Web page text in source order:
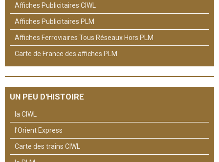
Affiches Publicitaires CIWL
Affiches Publicitaires PLM
Affiches Ferroviaires Tous Réseaux Hors PLM
Carte de France des affiches PLM
UN PEU D'HISTOIRE
la CIWL
l'Orient Express
Carte des trains CIWL